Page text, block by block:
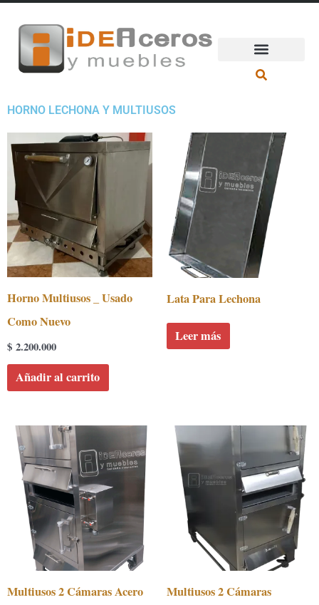
contenido
HORNO LECHONA Y MULTIUSOS
Horno Multiusos _ Usado
Como Nuevo
$ 2.200.000
Añadir al carrito
Lata Para Lechona
Leer más
Multiusos 2 Cámaras Acero
Multiusos 2 Cámaras